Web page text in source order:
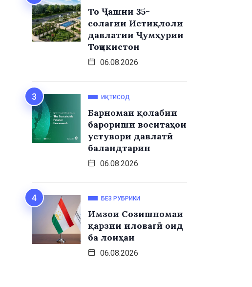
То Ҷашни 35-
солагии Истиқлоли
давлатии Ҷумҳурии
Тоҷикистон
06.08.2026
ИҚТИСОД
Барномаи қолабии
барориши воситаҳои
устувори давлатӣ
баландтарин
06.08.2026
БЕЗ РУБРИКИ
Имзои Созишномаи
қарзии иловагӣ оид
ба лоиҳаи
06.08.2026